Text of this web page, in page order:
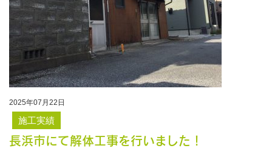
2025年07月22日
施工実績
長浜市にて解体工事を行いました！